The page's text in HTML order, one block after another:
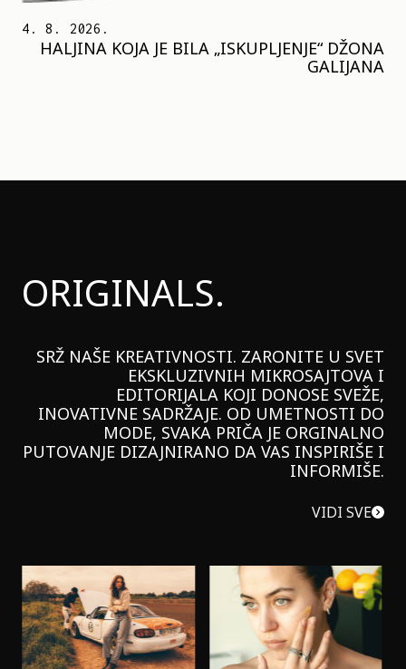
4. 8. 2026.
HALJINA KOJA JE BILA „ISKUPLJENJE“ DŽONA
GALIJANA
ORIGINALS.
SRŽ NAŠE KREATIVNOSTI. ZARONITE U SVET
EKSKLUZIVNIH MIKROSAJTOVA I
EDITORIJALA KOJI DONOSE SVEŽE,
INOVATIVNE SADRŽAJE. OD UMETNOSTI DO
MODE, SVAKA PRIČA JE ORGINALNO
PUTOVANJE DIZAJNIRANO DA VAS INSPIRIŠE I
INFORMIŠE.
VIDI SVE